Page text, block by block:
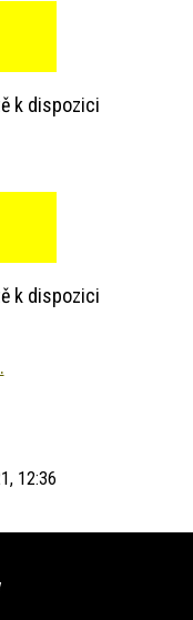
k dispozici
k dispozici
12:36